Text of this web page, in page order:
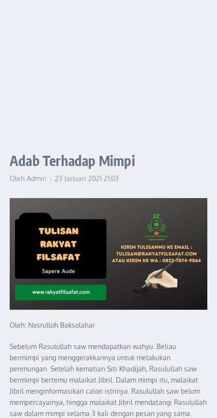
Adab Terhadap Mimpi
Oleh Admin 23 Januari 2021 21:03
Oleh: Nasrulloh Baksolahar
Sebelum Rasulullah saw mendapatkan wahyu. Beliau
bermimpi yang menggerakkannya untuk melakukan
perenungan. Setelah kematian Siti Khadijah, Rasulullah saw
bermimpi bertemu malaikat Jibril. Dalam mimpi itu, malaikat
Jibril menginformasikan calon istrinya. Rasulullah saw belum
mempercayainya, hingga malaikat Jibril mendatangi Rasulullah
saw dalam mimpi selama 3 kali dengan pesan yang sama.